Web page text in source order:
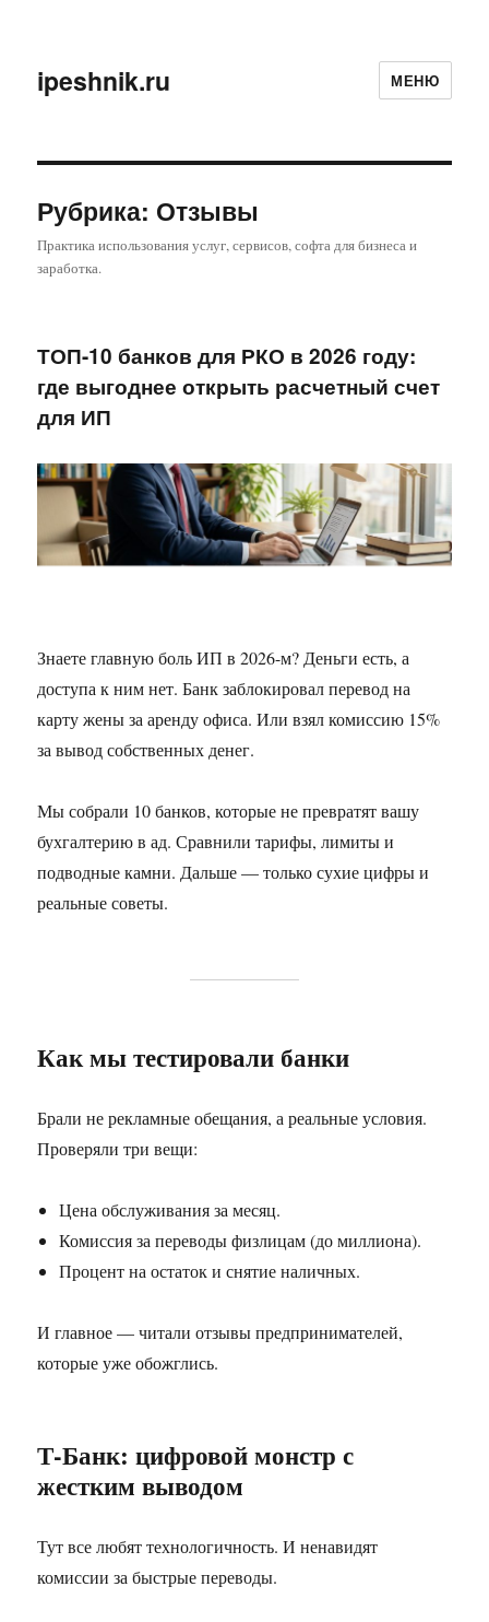
ipeshnik.ru МЕНЮ
Рубрика: Отзывы
Практика использования услуг, сервисов, софта для бизнеса и
заработка.
ТОП-10 банков для РКО в 2026 году:
где выгоднее открыть расчетный счет
для ИП
Знаете главную боль ИП в 2026-м? Деньги есть, а
доступа к ним нет. Банк заблокировал перевод на
карту жены за аренду офиса. Или взял комиссию 15%
за вывод собственных денег.
Мы собрали 10 банков, которые не превратят вашу
бухгалтерию в ад. Сравнили тарифы, лимиты и
подводные камни. Дальше — только сухие цифры и
реальные советы.
Как мы тестировали банки
Брали не рекламные обещания, а реальные условия.
Проверяли три вещи:
Цена обслуживания за месяц.
Комиссия за переводы физлицам (до миллиона).
Процент на остаток и снятие наличных.
И главное — читали отзывы предпринимателей,
которые уже обожглись.
Т-Банк: цифровой монстр с
жестким выводом
Тут все любят технологичность. И ненавидят
комиссии за быстрые переводы.